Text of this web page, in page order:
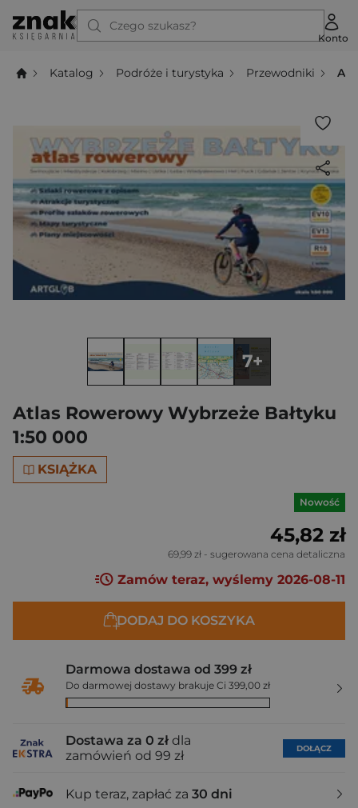
Czego szukasz?
Konto
Katalog Podróże i turystyka Przewodniki
Atlas Rowerowy Wybrzeże Bałtyku
1:50 000
KSIĄŻKA
7+
Nowość
45,82 zł
69,99 zł - sugerowana cena detaliczna
Zamów teraz, wyślemy 2026-08-11
DODAJ DO KOSZYKA
Darmowa dostawa od 399 zł
Do darmowej dostawy brakuje Ci 399,00 zł
Dostawa za 0 zł dla
zamówień od 99 zł
DOŁĄCZ
Kup teraz, zapłać za 30 dni